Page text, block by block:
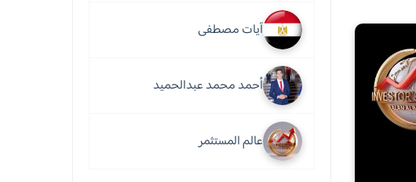
آيات مصطفى
أحمد محمد عبدالحميد
عالم المستثمر